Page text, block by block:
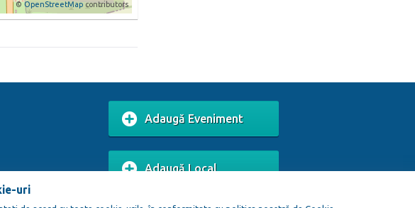
©OpenStreetMap contributors
Adaugă Eveniment
Adaugă Local
uri